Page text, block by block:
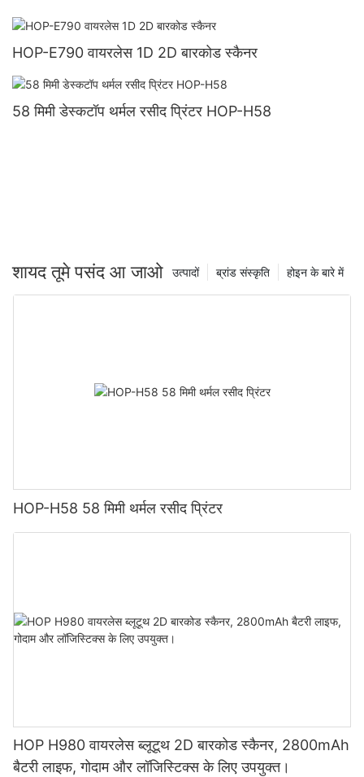
HOP-E790 वायरलेस 1D 2D बारकोड स्कैनर
58 मिमी डेस्कटॉप थर्मल रसीद प्रिंटर HOP-H58
शायद तूमे पसंद आ जाओ होइन के बारे में
ब्रांड संस्कृति
उत्पादों
HOP-H58 58 मिमी थर्मल रसीद प्रिंटर
HOP H980 वायरलेस ब्लूटूथ 2D बारकोड स्कैनर, 2800mAh
बैटरी लाइफ, गोदाम और लॉजिस्टिक्स के लिए उपयुक्त।